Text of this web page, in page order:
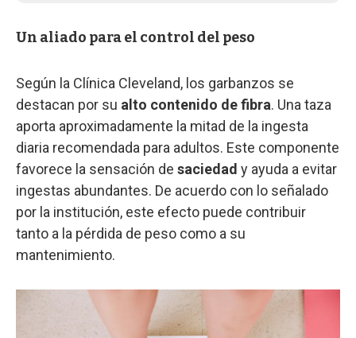
Un aliado para el control del peso
Según la Clínica Cleveland, los garbanzos se
destacan por su alto contenido de fibra. Una taza
aporta aproximadamente la mitad de la ingesta
diaria recomendada para adultos. Este componente
favorece la sensación de saciedad y ayuda a evitar
ingestas abundantes. De acuerdo con lo señalado
por la institución, este efecto puede contribuir
tanto a la pérdida de peso como a su
mantenimiento.